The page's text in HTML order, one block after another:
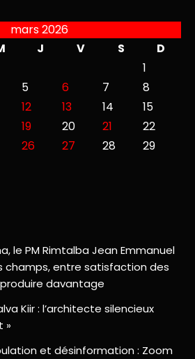
mars 2026
J V S
D
1
5 6 7
8
12 13 14
15
19 20 21
22
26 27 28
29
le PM Rimtalba Jean Emmanuel
champs, entre satisfaction des
davantage
Kiir : l’architecte silencieux
»
et désinformation : Zoom